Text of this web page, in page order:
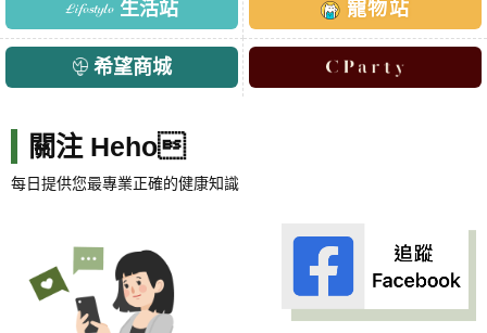
生活站 寵物站
希望商城
關注 Heho
每日提供您最專業正確的健康知識